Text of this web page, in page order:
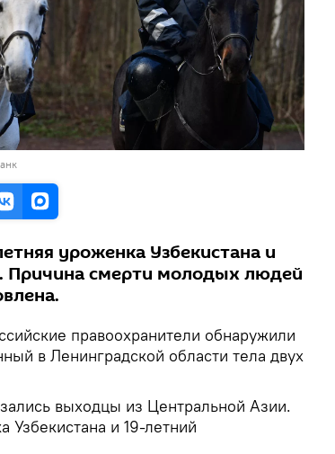
уроженка Узбекистана и
Причина смерти молодых людей
правоохранители обнаружили
в Ленинградской области тела двух
выходцы из Центральной Азии.
Узбекистана и 19-летний